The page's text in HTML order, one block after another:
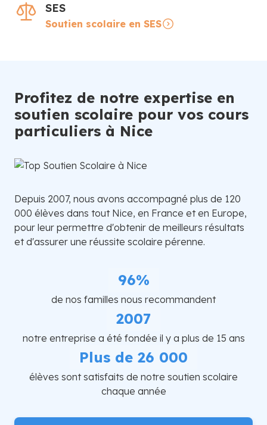
SES
Soutien scolaire en SES
Profitez de notre expertise en
soutien scolaire pour vos cours
particuliers à Nice
Depuis 2007, nous avons accompagné plus de 120
000 élèves dans tout Nice, en France et en Europe,
pour leur permettre d'obtenir de meilleurs résultats
et d'assurer une réussite scolaire pérenne.
96%
de nos familles nous recommandent
2007
notre entreprise a été fondée il y a plus de 15 ans
Plus de 26 000
élèves sont satisfaits de notre soutien scolaire
chaque année